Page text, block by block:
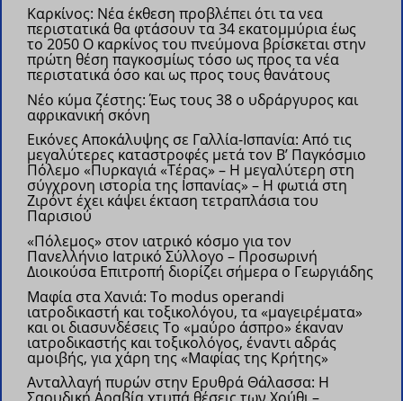
Καρκίνος: Νέα έκθεση προβλέπει ότι τα νεα
περιστατικά θα φτάσουν τα 34 εκατομμύρια έως
το 2050 Ο καρκίνος του πνεύμονα βρίσκεται στην
πρώτη θέση παγκοσμίως τόσο ως προς τα νέα
περιστατικά όσο και ως προς τους θανάτους
Νέο κύμα ζέστης: Έως τους 38 ο υδράργυρος και
αφρικανική σκόνη
Εικόνες Αποκάλυψης σε Γαλλία-Ισπανία: Από τις
μεγαλύτερες καταστροφές μετά τον Β’ Παγκόσμιο
Πόλεμο «Πυρκαγιά «Τέρας» – Η μεγαλύτερη στη
σύγχρονη ιστορία της Ισπανίας» – Η φωτιά στη
Ζιρόντ έχει κάψει έκταση τετραπλάσια του
Παρισιού
«Πόλεμος» στον ιατρικό κόσμο για τον
Πανελλήνιο Ιατρικό Σύλλογο – Προσωρινή
Διοικούσα Επιτροπή διορίζει σήμερα ο Γεωργιάδης
Μαφία στα Χανιά: Το modus operandi
ιατροδικαστή και τοξικολόγου, τα «μαγειρέματα»
και οι διασυνδέσειςΤο «μαύρο άσπρο» έκαναν
ιατροδικαστής και τοξικολόγος, έναντι αδράς
αμοιβής, για χάρη της «Μαφίας της Κρήτης»
Ανταλλαγή πυρών στην Ερυθρά Θάλασσα: Η